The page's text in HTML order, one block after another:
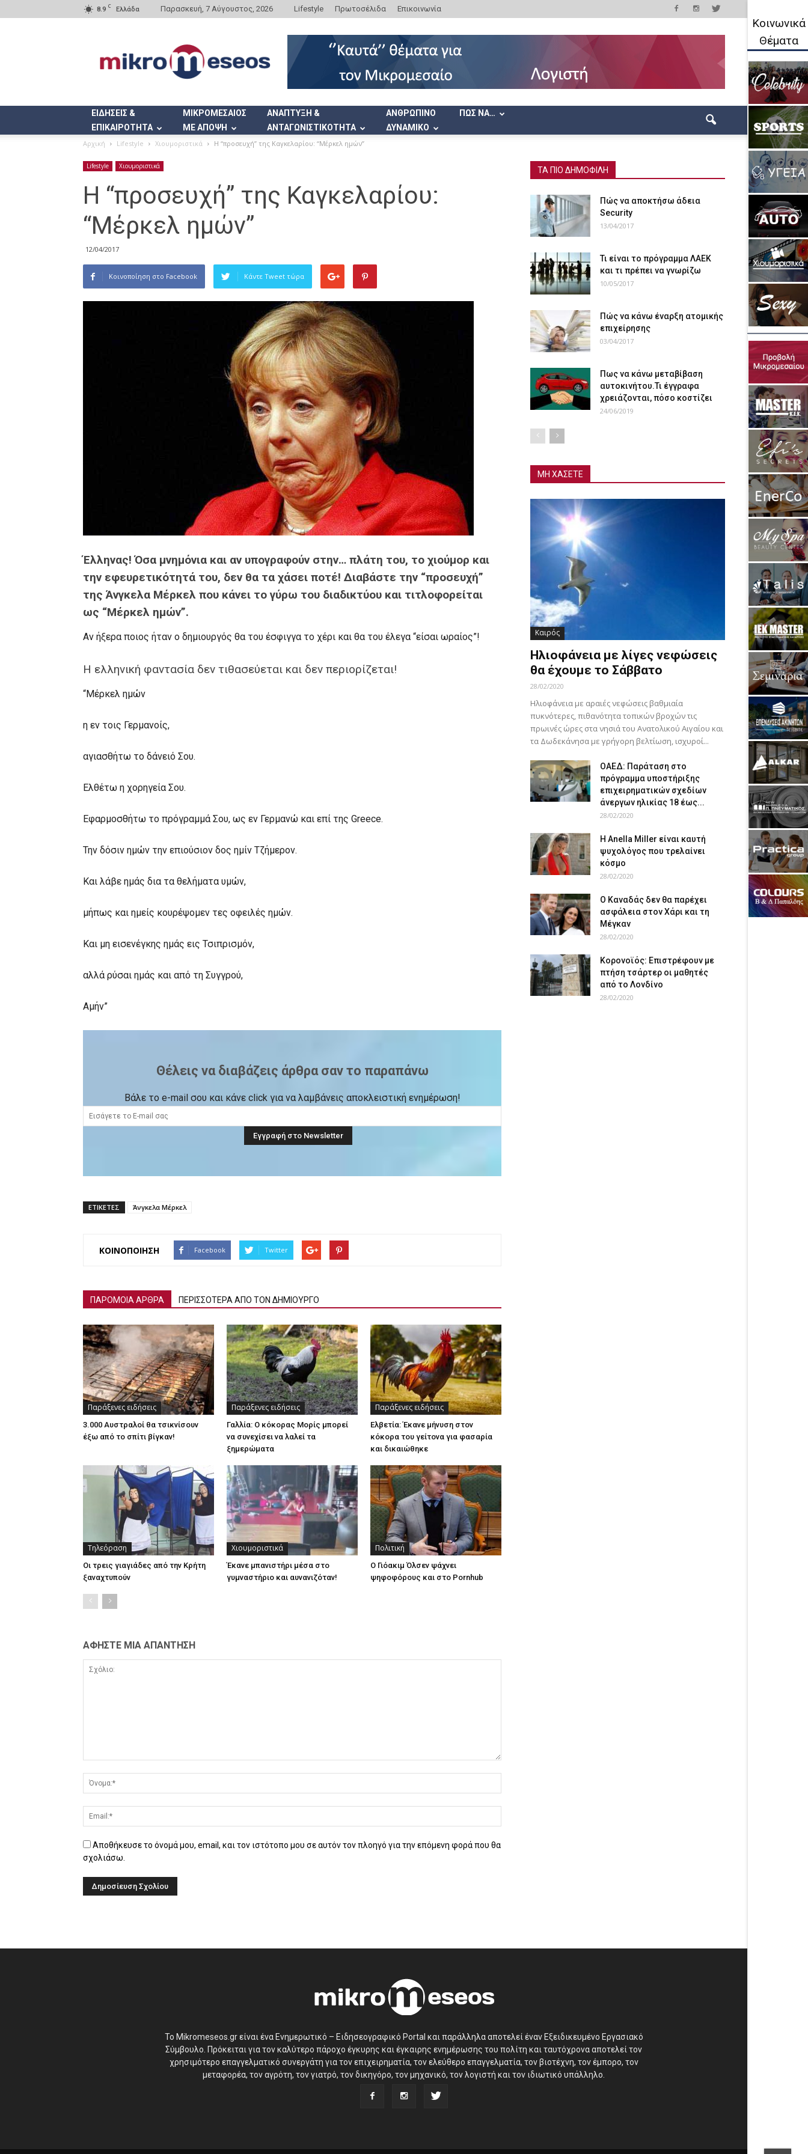
8.9 C Ελλάδα Παρασκευή, 7 Αύγουστος, 2026 Lifestyle Πρωτοσέλιδα Επικοινωνία
ΕΙΔΗΣΕΙΣ &
ΕΠΙΚΑΙΡΟΤΗΤΑ
ΜΙΚΡΟΜΕΣΑΙΟΣ
ΜΕ ΑΠΟΨΗ
ΑΝΑΠΤΥΞΗ &
ΑΝΤΑΓΩΝΙΣΤΙΚΟΤΗΤΑ
ΑΝΘΡΩΠΙΝΟ
ΔΥΝΑΜΙΚΟ
ΠΩΣ ΝΑ…
Αρχική Lifestyle Χιουμοριστικά Η “προσευχή” της Καγκελαρίου: “Μέρκελ ημών”
Lifestyle Χιουμοριστικά
Η “προσευχή” της Καγκελαρίου:
“Μέρκελ ημών”
12/04/2017
Κοινοποίηση στο Facebook Κάντε Tweet τώρα
Έλληνας! Όσα μνημόνια και αν υπογραφούν στην… πλάτη του, το χιούμορ και
την εφευρετικότητά του, δεν θα τα χάσει ποτέ! Διαβάστε την “προσευχή”
της Άνγκελα Μέρκελ που κάνει το γύρω του διαδικτύου και τιτλοφορείται
ως “Μέρκελ ημών”.
Αν ήξερα ποιος ήταν ο δημιουργός θα του έσφιγγα το χέρι και θα του έλεγα “είσαι ωραίος”!
Η ελληνική φαντασία δεν τιθασεύεται και δεν περιορίζεται!
“Μέρκελ ημών
η εν τοις Γερμανοίς,
αγιασθήτω το δάνειό Σου.
Ελθέτω η χορηγεία Σου.
Εφαρμοσθήτω το πρόγραμμά Σου, ως εν Γερμανώ και επί της Greece.
Την δόσιν ημών την επιούσιον δος ημίν Τζήμερον.
Και λάβε ημάς δια τα θελήματα υμών,
μήπως και ημείς κουρέψομεν τες οφειλές ημών.
Και μη εισενέγκης ημάς εις Τσιπρισμόν,
αλλά ρύσαι ημάς και από τη Συγγρού,
Αμήν”
Θέλεις να διαβάζεις άρθρα σαν το παραπάνω
Βάλε το e-mail σου και κάνε click για να λαμβάνεις αποκλειστική ενημέρωση!
ΕΤΙΚΕΤΕΣ Άνγκελα Μέρκελ
ΚΟΙΝΟΠΟΙΗΣΗ Facebook Twitter
ΠΑΡΟΜΟΙΑ ΑΡΘΡΑ ΠΕΡΙΣΣΟΤΕΡΑ ΑΠΟ ΤΟΝ ΔΗΜΙΟΥΡΓΟ
Παράξενες ειδήσεις
3.000 Αυστραλοί θα τσικνίσουν
έξω από το σπίτι βίγκαν!
Παράξενες ειδήσεις
Γαλλία: Ο κόκορας Μορίς μπορεί
να συνεχίσει να λαλεί τα
ξημερώματα
Παράξενες ειδήσεις
Ελβετία: Έκανε μήνυση στον
κόκορα του γείτονα για φασαρία
και δικαιώθηκε
Τηλεόραση
Οι τρεις γιαγιάδες από την Κρήτη
ξαναχτυπούν
Χιουμοριστικά
Έκανε μπανιστήρι μέσα στο
γυμναστήριο και αυνανιζόταν!
Πολιτική
Ο Γιόακιμ Όλσεν ψάχνει
ψηφοφόρους και στο Pornhub
ΑΦΗΣΤΕ ΜΙΑ ΑΠΑΝΤΗΣΗ
Αποθήκευσε το όνομά μου, email, και τον ιστότοπο μου σε αυτόν τον πλοηγό για την επόμενη φορά που θα
σχολιάσω.
ΤΑ ΠΙΟ ΔΗΜΟΦΙΛΗ
Πώς να αποκτήσω άδεια
Security
13/04/2017
Τι είναι το πρόγραμμα ΛΑΕΚ
και τι πρέπει να γνωρίζω
10/05/2017
Πώς να κάνω έναρξη ατομικής
επιχείρησης
03/04/2017
Πως να κάνω μεταβίβαση
αυτοκινήτου.Τι έγγραφα
χρειάζονται, πόσο κοστίζει
24/06/2019
ΜΗ ΧΑΣΕΤΕ
Καιρός
Ηλιοφάνεια με λίγες νεφώσεις
θα έχουμε το Σάββατο
28/02/2020
Ηλιοφάνεια με αραιές νεφώσεις βαθμιαία
πυκνότερες, πιθανότητα τοπικών βροχών τις
πρωινές ώρες στα νησιά του Ανατολικού Αιγαίου και
τα Δωδεκάνησα με γρήγορη βελτίωση, ισχυροί...
ΟΑΕΔ: Παράταση στο
πρόγραμμα υποστήριξης
επιχειρηματικών σχεδίων
άνεργων ηλικίας 18 έως...
28/02/2020
Η Anella Miller είναι καυτή
ψυχολόγος που τρελαίνει
κόσμο
28/02/2020
Ο Καναδάς δεν θα παρέχει
ασφάλεια στον Χάρι και τη
Μέγκαν
28/02/2020
Κορονοϊός: Επιστρέφουν με
πτήση τσάρτερ οι μαθητές
από το Λονδίνο
28/02/2020
Το Mikromeseos.gr είναι ένα Ενημερωτικό – Ειδησεογραφικό Portal και παράλληλα αποτελεί έναν Εξειδικευμένο Εργασιακό
Σύμβουλο. Πρόκειται για τον καλύτερο πάροχο έγκυρης και έγκαιρης ενημέρωσης του πολίτη και ταυτόχρονα αποτελεί τον
χρησιμότερο επαγγελματικό συνεργάτη για τον επιχειρηματία, τον ελεύθερο επαγγελματία, τον βιοτέχνη, τον έμπορο, τον
μεταφορέα, τον αγρότη, τον γιατρό, τον δικηγόρο, τον μηχανικό, τον λογιστή και τον ιδιωτικό υπάλληλο.
Κοινωνικά
Θέματα